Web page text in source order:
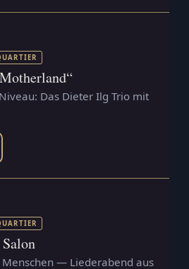
Das Dieter Ilg Trio mit
Menschen — Liederabend aus